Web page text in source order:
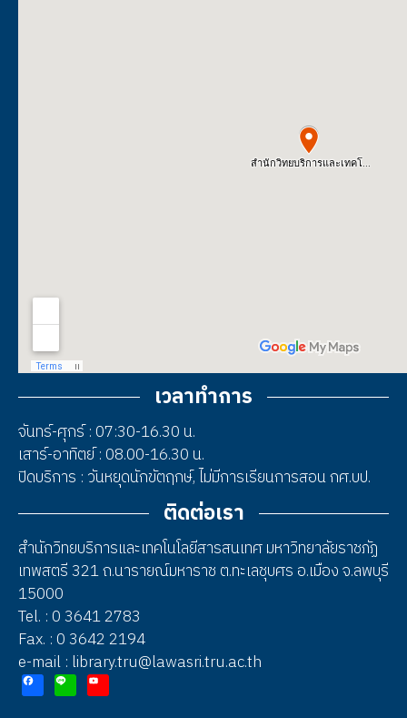
เวลาทำการ
จันทร์-ศุกร์ : 07:30-16.30 น.
เสาร์-อาทิตย์ : 08.00-16.30 น.
ปิดบริการ : วันหยุดนักขัตฤกษ์, ไม่มีการเรียนการสอน กศ.บป.
ติดต่อเรา
สำนักวิทยบริการและเทคโนโลยีสารสนเทศ มหาวิทยาลัยราชภัฏ
เทพสตรี 321 ถ.นารายณ์มหาราช ต.ทะเลชุบศร อ.เมือง จ.ลพบุรี
15000
Tel. : 0 3641 2783
Fax. : 0 3642 2194
e-mail : library.tru@lawasri.tru.ac.th